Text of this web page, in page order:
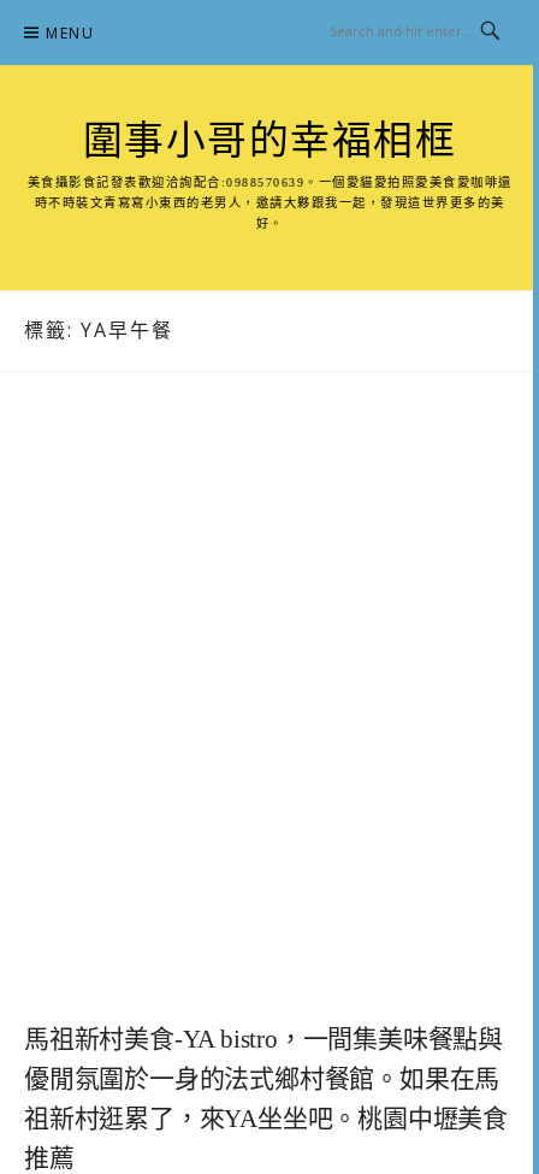
content
MENU
圍事小哥的幸福相框
美食攝影食記發表歡迎洽詢配合:0988570639。一個愛貓愛拍照愛美食愛咖啡還
時不時裝文青寫寫小東西的老男人，邀請大夥跟我一起，發現這世界更多的美
好。
標籤: YA早午餐
馬祖新村美食-YA bistro，一間集美味餐點與
優閒氛圍於一身的法式鄉村餐館。如果在馬
祖新村逛累了，來YA坐坐吧。桃園中壢美食
推薦